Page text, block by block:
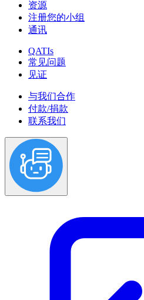
资源
注册您的小组
通讯
QATIs
常见问题
见证
与我们合作
付款/捐款
联系我们